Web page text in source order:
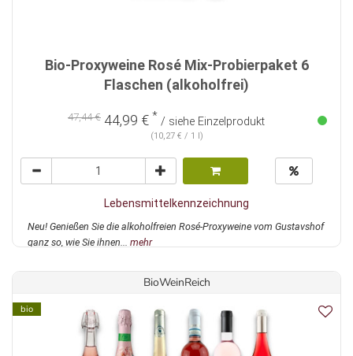
Bio-Proxyweine Rosé Mix-Probierpaket 6
Flaschen (alkoholfrei)
47,44 € 44,99 € * / siehe Einzelprodukt
(10,27 € / 1 l)
Lebensmittelkennzeichnung
Neu! Genießen Sie die alkoholfreien Rosé-Proxyweine vom Gustavshof
ganz so, wie Sie ihnen... mehr
BioWeinReich
bio